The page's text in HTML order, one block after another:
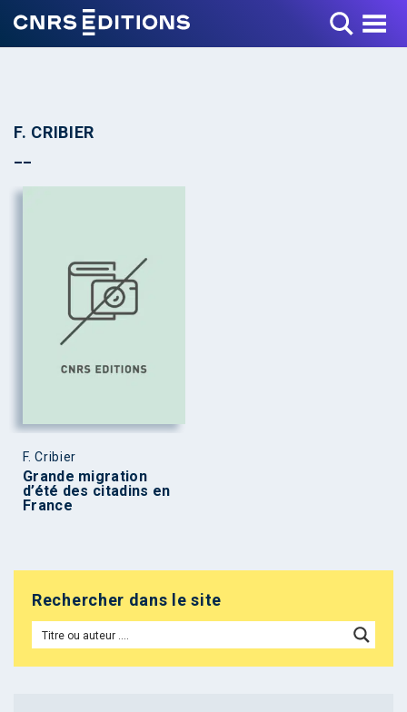
Toggle Menu
F. CRIBIER
F. Cribier
Grande migration
d’été des citadins en
France
Rechercher dans le site